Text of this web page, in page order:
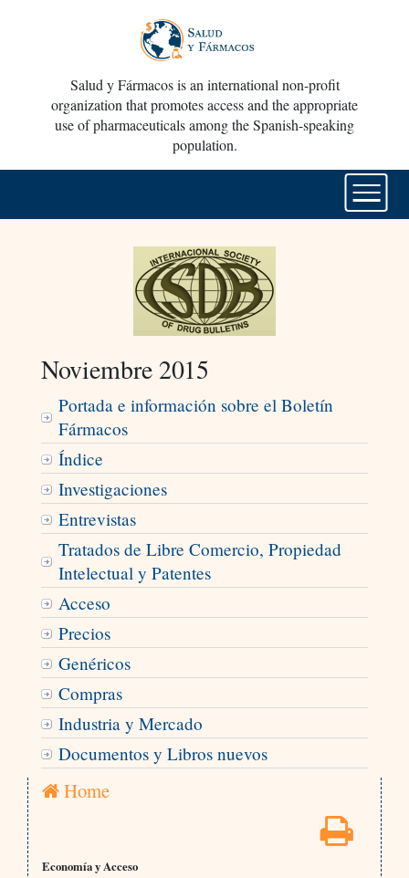
Salud y Fármacos is an international non-profit
organization that promotes access and the appropriate
use of pharmaceuticals among the Spanish-speaking
population.
Noviembre 2015
Portada e información sobre el Boletín
Fármacos
Índice
Investigaciones
Entrevistas
Tratados de Libre Comercio, Propiedad
Intelectual y Patentes
Acceso
Precios
Genéricos
Compras
Industria y Mercado
Documentos y Libros nuevos
Home
Economía y Acceso